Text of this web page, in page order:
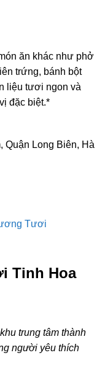
ăn khác như phở
trứng, bánh bột
liệu tươi ngon và
đặc biệt.*
Quận Long Biên, Hà
Tươi
Tinh Hoa
trung tâm thành
người yêu thích